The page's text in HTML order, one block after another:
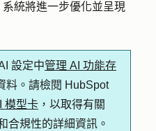
統將進一步優化並呈現
設定中管理 AI 功能存
料。請檢閱 HubSpot
模型卡 ，以取得有關
合規性的詳細資訊。